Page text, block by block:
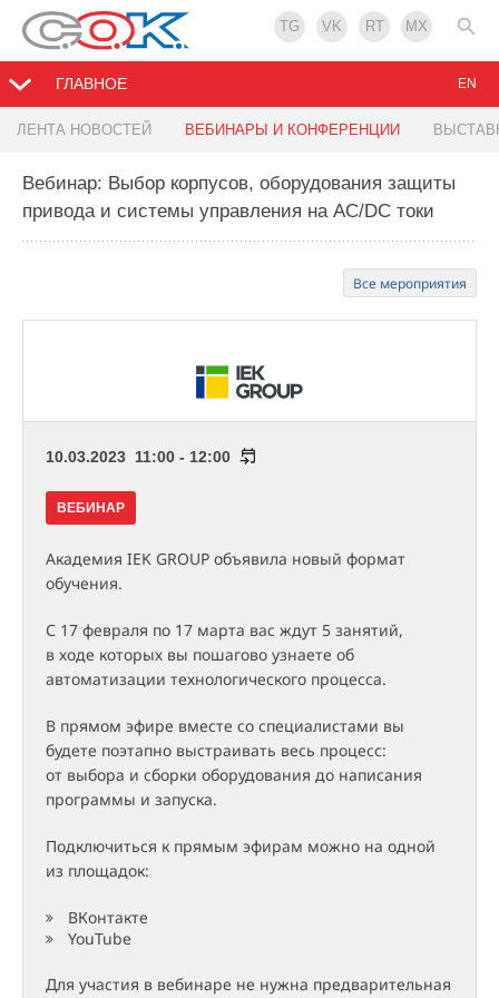
TG VK RT MX
ГЛАВНОЕ
ЛЕНТА НОВОСТЕЙ ВЕБИНАРЫ И КОНФЕРЕНЦИИ
EN
Вебинар: Выбор корпусов, оборудования защиты
привода и системы управления на AC/DC токи
Все мероприятия
10.03.2023 11:00 - 12:00
ВЕБИНАР
Академия IEK GROUP объявила новый формат
обучения.
С 17 февраля по 17 марта вас ждут 5 занятий,
в ходе которых вы пошагово узнаете об
автоматизации технологического процесса.
В прямом эфире вместе со специалистами вы
будете поэтапно выстраивать весь процесс:
от выбора и сборки оборудования до написания
программы и запуска.
Подключиться к прямым эфирам можно на одной
из площадок:
ВКонтакте
YouTube
Для участия в вебинаре не нужна предварительная